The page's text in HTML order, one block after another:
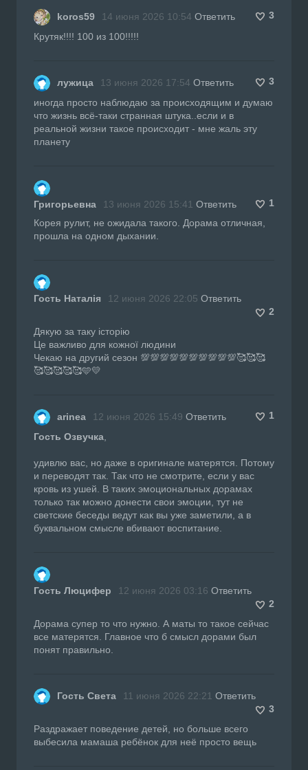
koros59 14 июня 2026 10:54 Ответить
3
Крутяк!!!! 100 из 100!!!!!
лужица 13 июня 2026 17:54 Ответить
3
иногда просто наблюдаю за происходящим и думаю
что жизнь всё-таки странная штука..если и в
реальной жизни такое происходит - мне жаль эту
планету
Григорьевна 13 июня 2026 15:41 Ответить
1
Корея рулит, не ожидала такого. Дорама отличная,
прошла на одном дыхании.
Гость Наталія 12 июня 2026 22:05 Ответить
2
Дякую за таку історію
Це важливо для кожної людини
Чекаю на другий сезон 💯💯💯💯💯💯💯💯💯💯🥰🥰🥰
🥰🥰🥰🥰🥰🩵💛
arinea 12 июня 2026 15:49 Ответить
1
Гость Озвучка
удивлю вас, но даже в оригинале матерятся. Потому
и переводят так. Так что не смотрите, если у вас
кровь из ушей. В таких эмоциональных дорамах
только так можно донести свои эмоции, тут не
светские беседы ведут как вы уже заметили, а в
буквальном смысле вбивают воспитание.
Гость Люцифер 12 июня 2026 03:16 Ответить
2
Дорама супер то что нужно. А маты то такое сейчас
все матерятся. Главное что б смысл дорами был
понят правильно.
Гость Света 11 июня 2026 22:21 Ответить
3
Раздражает поведение детей, но больше всего
выбесила мамаша ребёнок для неё просто вещь